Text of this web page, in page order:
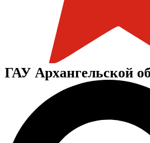
ГАУ Архангельской